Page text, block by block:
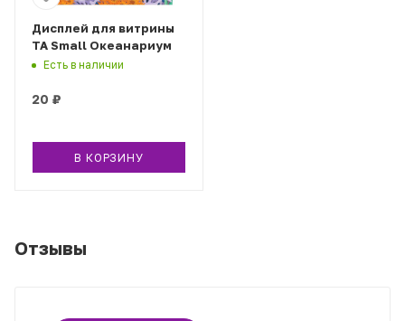
Дисплей для витрины
ТА Small Океанариум
Есть в наличии
20 ₽
В КОРЗИНУ
Отзывы